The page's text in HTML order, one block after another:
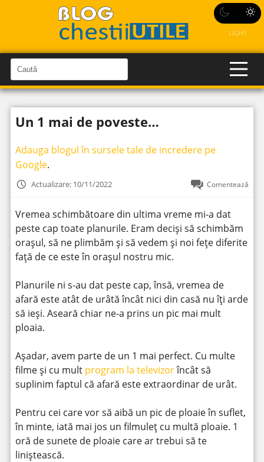
LIGHT
a
u
t
n
C
a
u
î
n
t
Un 1 mai de poveste…
Adauga blogul în sursele tale de incredere pe
Google.
Actualizare: 10/11/2022 Comentează
Vremea schimbătoare din ultima vreme mi-a dat
peste cap toate planurile. Eram deciși să schimbăm
orașul, să ne plimbăm și să vedem și noi fețe diferite
față de ce este în orașul nostru mic.
Planurile ni s-au dat peste cap, însă, vremea de
afară este atât de urâtă încât nici din casă nu îți arde
să ieși. Aseară chiar ne-a prins un pic mai mult
ploaia.
Așadar, avem parte de un 1 mai perfect. Cu multe
filme și cu mult program la televizorîncât să
suplinim faptul că afară este extraordinar de urât.
Pentru cei care vor să aibă un pic de ploaie în suflet,
în minte, iată mai jos un filmuleț cu multă ploaie. 1
oră de sunete de ploaie care ar trebui să te
liniștească.